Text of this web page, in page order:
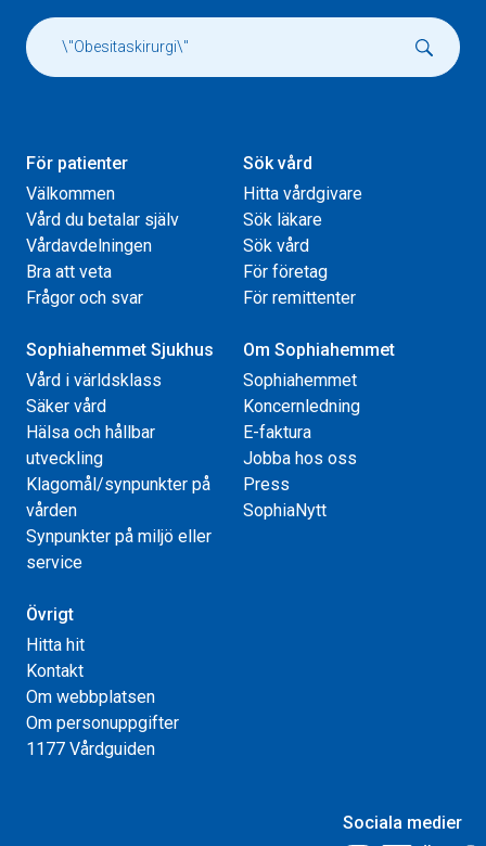
För patienter
Välkommen
Vård du betalar själv
Vårdavdelningen
Bra att veta
Frågor och svar
Sök vård
Hitta vårdgivare
Sök läkare
Sök vård
För företag
För remittenter
Sophiahemmet Sjukhus
Vård i världsklass
Säker vård
Hälsa och hållbar
utveckling
Klagomål/synpunkter på
vården
Synpunkter på miljö eller
service
Om Sophiahemmet
Sophiahemmet
Koncernledning
E-faktura
Jobba hos oss
Press
SophiaNytt
Övrigt
Hitta hit
Kontakt
Om webbplatsen
Om personuppgifter
1177 Vårdguiden
Sociala medier